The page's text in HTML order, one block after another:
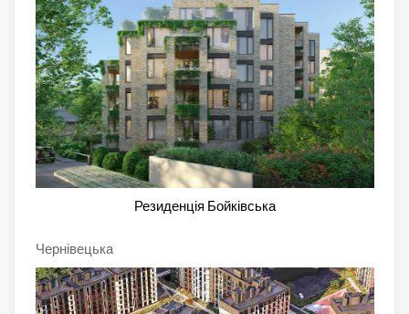
Резиденція Бойківська
Чернівецька